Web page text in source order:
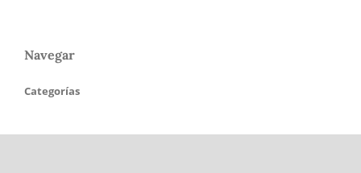
Navegar
Categorías